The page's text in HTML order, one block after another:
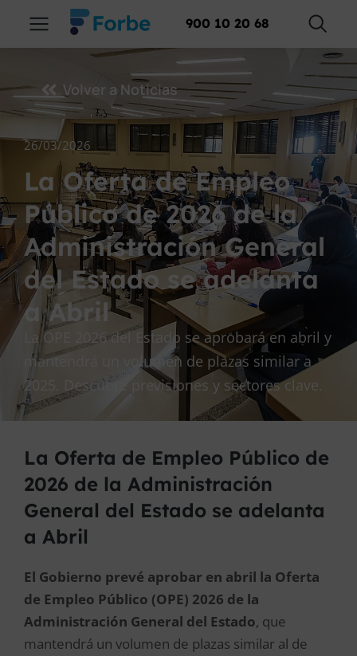
900 10 20 68
Volver a Noticias
26/03/2026
La Oferta de Empleo
Público de 2026 de la
Administración General
del Estado se adelanta
a Abril
La OPE 2026 del Estado se aprobará en abril y
mantendrá un volumen de plazas similar a
2025. Descubre previsiones y sectores clave.
La Oferta de Empleo Público de
2026 de la Administración
General del Estado se adelanta
a Abril
El Gobierno prevé aprobar en abril la Oferta
de Empleo Público (OPE) 2026 de la
Administración General del Estado, que
mantendrá un volumen de plazas similar al de